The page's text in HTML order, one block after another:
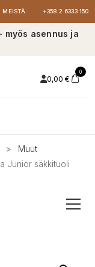
MEISTÄ +358 2 6333 150
asennus ja
0,00 €
0
>
Muut
Junior säkkituoli